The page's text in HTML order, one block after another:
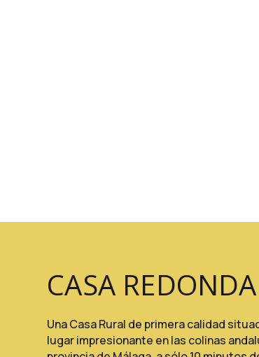
CASA REDONDA
Una Casa Rural de primera calidad
lugar impresionante en las colinas